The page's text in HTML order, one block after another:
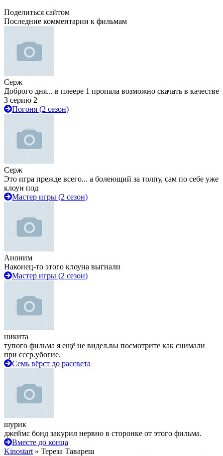
Поделиться сайтом
Последние комментарии к фильмам
Серж
Доброго дня... в плеере 1 пропала возможно скачать в качестве
3 серию 2
Погоня (2 сезон)
Серж
Это игра прежде всего... а болеющий за толпу, сам по себе уже
клоун под
Мастер игры (2 сезон)
Аноним
Наконец-то этого клоуна выгнали
Мастер игры (2 сезон)
никита
тупого фильма я ещё не видел.вы посмотрите как снимали
при ссср.убогие.
Семь вёрст до рассвета
шурик
джеймс бонд закурил нервно в сторонке от этого фильма.
Вместе до конца
Kinostart » Тереза Тавареш